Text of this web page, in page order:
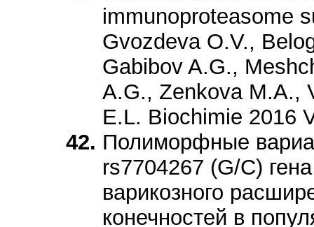
immunoproteasome
Gvozdeva O.V.,
Gabibov A.G.,
A.G., Zenkova M.A.,
E.L. Biochimie 2016
Полиморфные
rs7704267 (G/C)
варикозного
конечностей в